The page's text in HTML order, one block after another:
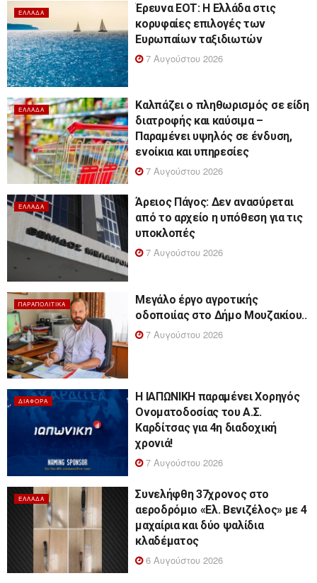
ΕΛΛΆΔΑ
Έρευνα ΕΟΤ: Η Ελλάδα στις
κορυφαίες επιλογές των
Ευρωπαίων ταξιδιωτών
7 Αυγούστου 2026
ΕΛΛΆΔΑ
Καλπάζει ο πληθωρισμός σε είδη
διατροφής και καύσιμα –
Παραμένει υψηλός σε ένδυση,
ενοίκια και υπηρεσίες
7 Αυγούστου 2026
ΕΛΛΆΔΑ
Άρειος Πάγος: Δεν ανασύρεται
από το αρχείο η υπόθεση για τις
υποκλοπές
7 Αυγούστου 2026
ΠΑΡΑΠΟΛΙΤΙΚΆ
Μεγάλο έργο αγροτικής
οδοποιίας στο Δήμο Μουζακίου..
7 Αυγούστου 2026
ΔΙΆΦΟΡΑ
Η ΙΑΠΩΝΙΚΗ παραμένει Χορηγός
Ονοματοδοσίας του Α.Σ.
Καρδίτσας για 4η διαδοχική
χρονιά!
7 Αυγούστου 2026
ΕΛΛΆΔΑ
Συνελήφθη 37χρονος στο
αεροδρόμιο «Ελ. Βενιζέλος» με 4
μαχαίρια και δύο ψαλίδια
κλαδέματος
6 Αυγούστου 2026